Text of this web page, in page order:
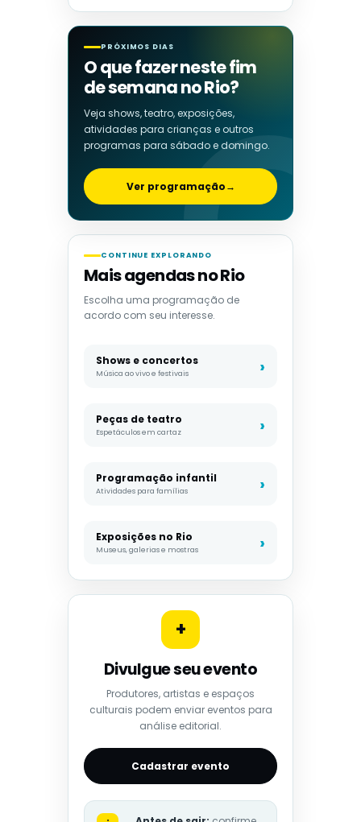
PRÓXIMOS DIAS
O que fazer neste fim
de semana no Rio?
Veja shows, teatro, exposições,
atividades para crianças e outros
programas para sábado e domingo.
Ver programação→
CONTINUE EXPLORANDO
Mais agendas no Rio
Escolha uma programação de
acordo com seu interesse.
Shows e concertos
Música ao vivo e festivais
Peças de teatro
Espetáculos em cartaz
Programação infantil
Atividades para famílias
Exposições no Rio
Museus, galerias e mostras
+
Divulgue seu evento
Produtores, artistas e espaços
culturais podem enviar eventos para
análise editorial.
Cadastrar evento